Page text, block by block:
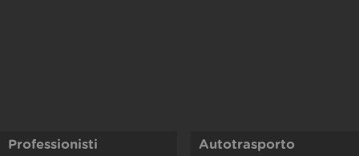
Professionisti Autotrasporto